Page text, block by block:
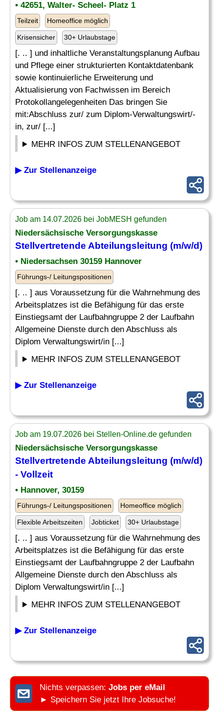
• 42651, Walter- Scheel- Platz 1
Teilzeit Homeoffice möglich
Krisensicher 30+ Urlaubstage
[. .. ] und inhaltliche Veranstaltungsplanung Aufbau
und Pflege einer strukturierten Kontaktdatenbank
sowie kontinuierliche Erweiterung und
Aktualisierung von Fachwissen im Bereich
Protokollangelegenheiten Das bringen Sie
mit:Abschluss zur/ zum Diplom-Verwaltungswirt/-
in, zur/ [...]
MEHR INFOS ZUM STELLENANGEBOT
▶ Zur Stellenanzeige
Job am 14.07.2026 bei JobMESH gefunden
Niedersächsische Versorgungskasse
Stellvertretende Abteilungsleitung (m/w/d)
• Niedersachsen 30159 Hannover
Führungs-/ Leitungspositionen
[. .. ] aus Voraussetzung für die Wahrnehmung des
Arbeitsplatzes ist die Befähigung für das erste
Einstiegsamt der Laufbahngruppe 2 der Laufbahn
Allgemeine Dienste durch den Abschluss als
Diplom Verwaltungswirt/in [...]
MEHR INFOS ZUM STELLENANGEBOT
▶ Zur Stellenanzeige
Job am 19.07.2026 bei Stellen-Online.de gefunden
Niedersächsische Versorgungskasse
Stellvertretende Abteilungsleitung (m/w/d)
- Vollzeit
• Hannover, 30159
Führungs-/ Leitungspositionen Homeoffice möglich
Flexible Arbeitszeiten Jobticket 30+ Urlaubstage
[. .. ] aus Voraussetzung für die Wahrnehmung des
Arbeitsplatzes ist die Befähigung für das erste
Einstiegsamt der Laufbahngruppe 2 der Laufbahn
Allgemeine Dienste durch den Abschluss als
Diplom Verwaltungswirt/in [...]
MEHR INFOS ZUM STELLENANGEBOT
▶ Zur Stellenanzeige
Nichts verpassen: Jobs per eMail
► Speichern Sie jetzt Ihre Jobsuche!